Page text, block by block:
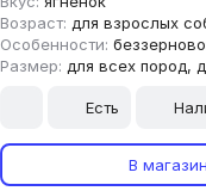
Возраст: для взрослых
Особенности:
Размер: для всех пород,
Есть
В магазин